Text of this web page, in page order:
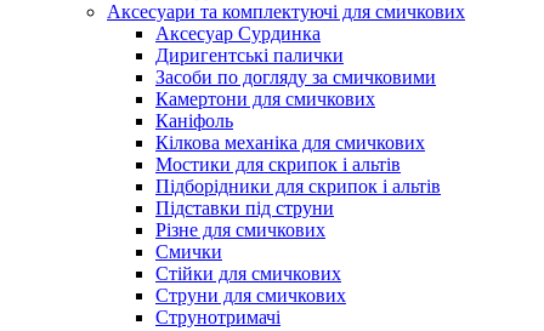
Аксесуари та комплектуючі для смичкових
Аксесуар Сурдинка
Диригентські палички
Засоби по догляду за смичковими
Камертони для смичкових
Каніфоль
Кілкова механіка для смичкових
Мостики для скрипок і альтів
Підборiдники для скрипок і альтів
Підставки під струни
Різне для смичкових
Смички
Стійки для смичкових
Струни для смичкових
Струнотримачі